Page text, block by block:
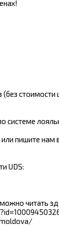
(без
системе
пишите нам
UDS:
читать